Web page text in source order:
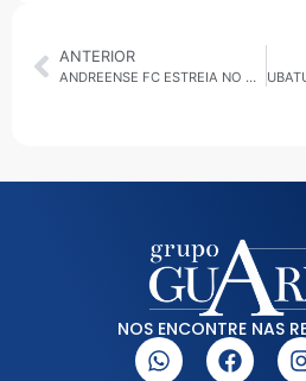
ANTERIOR
ANDREENSE FC ESTREIA NO CAMPEONATO PAULISTA DE FUTSAL DOWN NESTE DOMINGO
NOS ENCONTRE NAS